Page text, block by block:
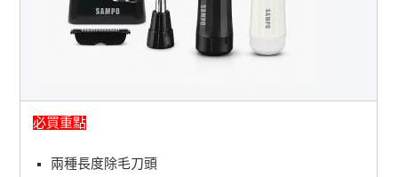
必買重點
兩種長度除毛刀頭